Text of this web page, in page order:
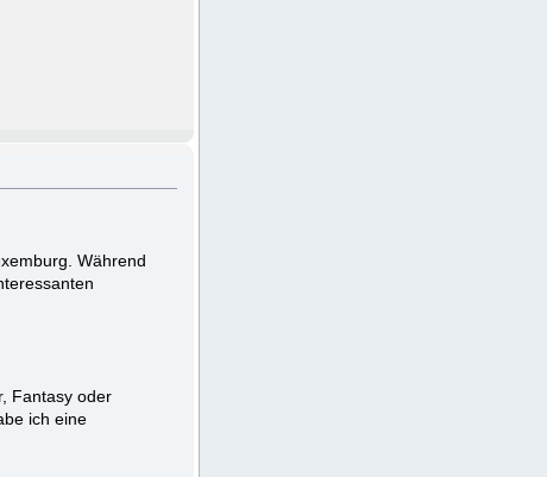
Während
Fantasy oder
ich eine